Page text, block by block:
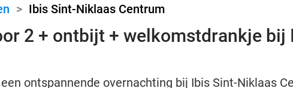
> Ibis Sint-Niklaas Centrum
2 + ontbijt + welkomstdrankje bij
ontspannende overnachting bij Ibis Sint-Niklaas